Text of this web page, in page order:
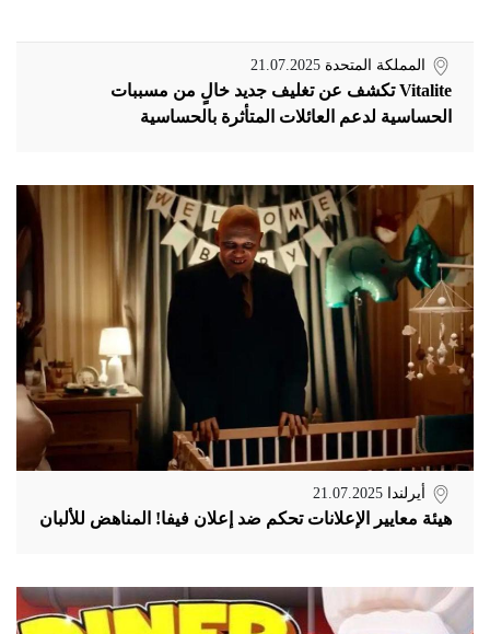
المملكة المتحدة 21.07.2025
Vitalite تكشف عن تغليف جديد خالٍ من مسببات
الحساسية لدعم العائلات المتأثرة بالحساسية
أيرلندا 21.07.2025
هيئة معايير الإعلانات تحكم ضد إعلان فيفا! المناهض للألبان